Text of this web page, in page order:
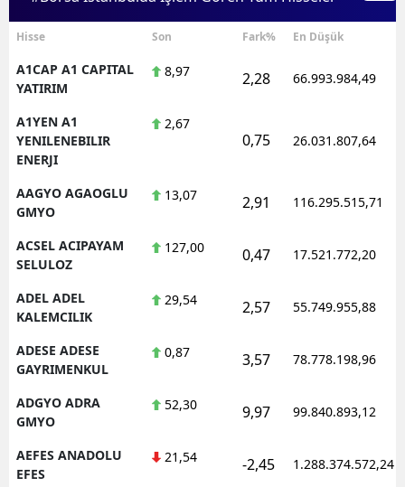
Hisse Son Fark% En Düşük
A1CAP A1 CAPITAL
YATIRIM
8,97 2,28 66.993.984,49
A1YEN A1
YENILENEBILIR
ENERJI
2,67
0,75 26.031.807,64
AAGYO AGAOGLU
GMYO
13,07 2,91 116.295.515,71
ACSEL ACIPAYAM
SELULOZ
127,00 0,47 17.521.772,20
ADEL ADEL
KALEMCILIK
29,54 2,57 55.749.955,88
ADESE ADESE
GAYRIMENKUL
0,87 3,57 78.778.198,96
ADGYO ADRA
GMYO
52,30 9,97 99.840.893,12
AEFES ANADOLU
EFES
21,54 -2,45 1.288.374.572,24